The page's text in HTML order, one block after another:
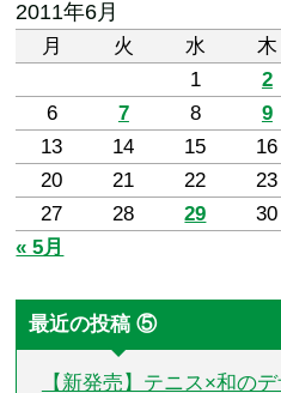
2011年6月
月 火 水 木
1
2
6
7 8 9
13
14 15 16
20
21 22 23
27
28 29
30
« 5月
最近の投稿 ⑤
【新発売】テニス×和の